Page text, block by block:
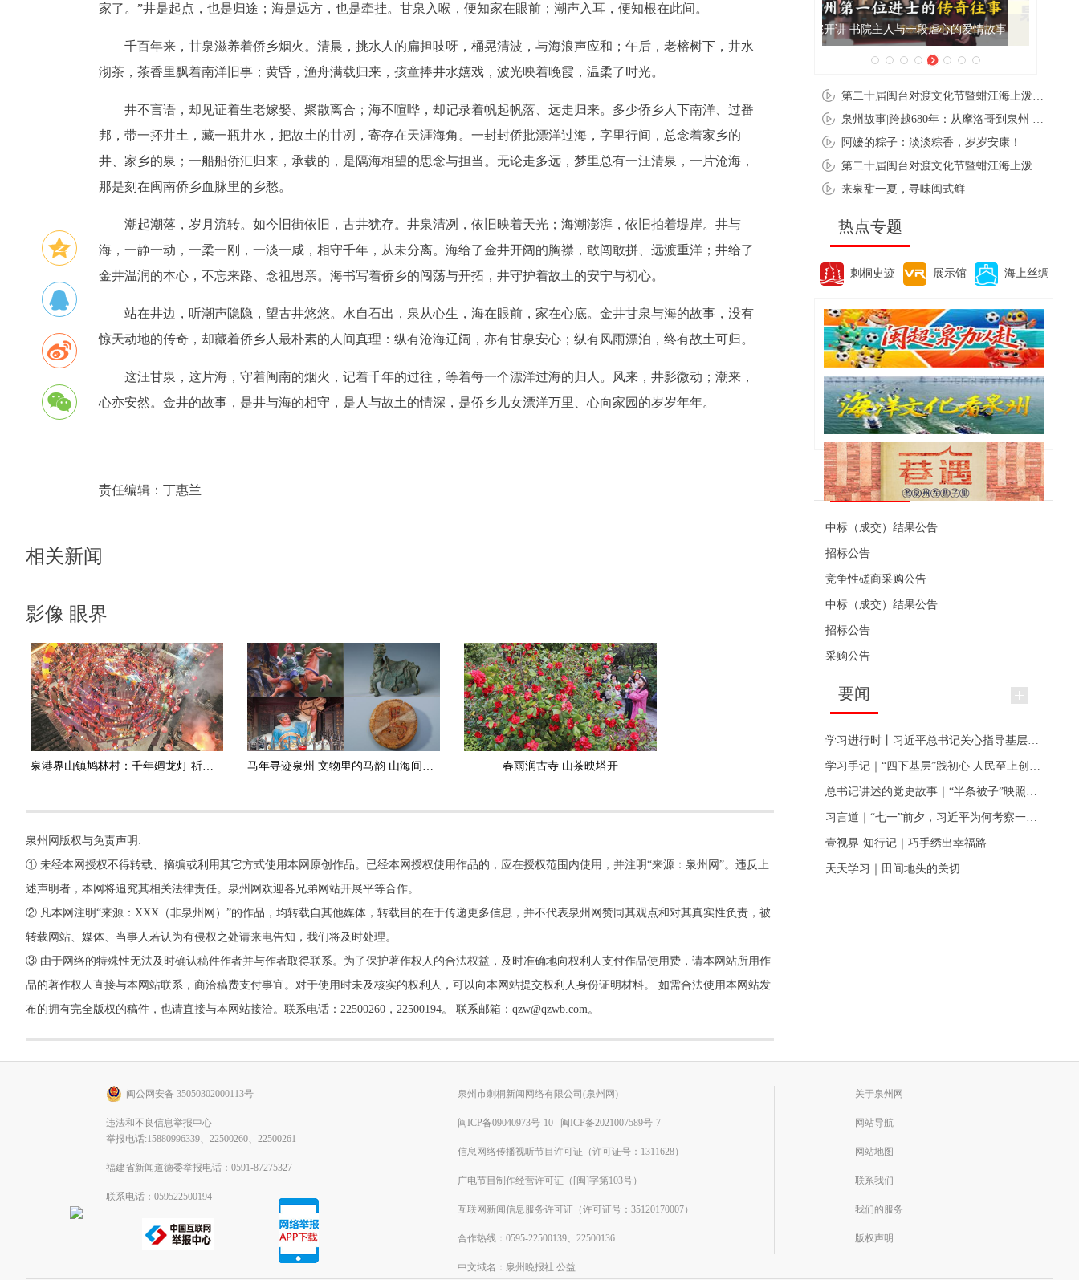
家了。”井是起点，也是归途；海是远方，也是牵挂。甘泉入喉，便知家在眼前；潮声入耳，便知根在此间。
千百年来，甘泉滋养着侨乡烟火。清晨，挑水人的扁担吱呀，桶晃清波，与海浪声应和；午后，老榕树下，井水
沏茶，茶香里飘着南洋旧事；黄昏，渔舟满载归来，孩童捧井水嬉戏，波光映着晚霞，温柔了时光。
井不言语，却见证着生老嫁娶、聚散离合；海不喧哗，却记录着帆起帆落、远走归来。多少侨乡人下南洋、过番
邦，带一抔井土，藏一瓶井水，把故土的甘冽，寄存在天涯海角。一封封侨批漂洋过海，字里行间，总念着家乡的
井、家乡的泉；一船船侨汇归来，承载的，是隔海相望的思念与担当。无论走多远，梦里总有一汪清泉，一片沧海，
那是刻在闽南侨乡血脉里的乡愁。
潮起潮落，岁月流转。如今旧街依旧，古井犹存。井泉清冽，依旧映着天光；海潮澎湃，依旧拍着堤岸。井与
海，一静一动，一柔一刚，一淡一咸，相守千年，从未分离。海给了金井开阔的胸襟，敢闯敢拼、远渡重洋；井给了
金井温润的本心，不忘来路、念祖思亲。海书写着侨乡的闯荡与开拓，井守护着故土的安宁与初心。
站在井边，听潮声隐隐，望古井悠悠。水自石出，泉从心生，海在眼前，家在心底。金井甘泉与海的故事，没有
惊天动地的传奇，却藏着侨乡人最朴素的人间真理：纵有沧海辽阔，亦有甘泉安心；纵有风雨漂泊，终有故土可归。
这汪甘泉，这片海，守着闽南的烟火，记着千年的过往，等着每一个漂洋过海的归人。风来，井影微动；潮来，
心亦安然。金井的故事，是井与海的相守，是人与故土的情深，是侨乡儿女漂洋万里、心向家园的岁岁年年。
责任编辑： 丁惠兰
相关新闻
影像 眼界
春雨润古寺 山茶映塔开
泉州网版权与免责声明:
① 未经本网授权不得转载、摘编或利用其它方式使用本网原创作品。已经本网授权使用作品的，应在授权范围内使用，并注明“来源：泉州网”。违反上
述声明者，本网将追究其相关法律责任。泉州网欢迎各兄弟网站开展平等合作。
② 凡本网注明“来源：XXX（非泉州网）”的作品，均转载自其他媒体，转载目的在于传递更多信息，并不代表泉州网赞同其观点和对其真实性负责，被
转载网站、媒体、当事人若认为有侵权之处请来电告知，我们将及时处理。
③ 由于网络的特殊性无法及时确认稿件作者并与作者取得联系。为了保护著作权人的合法权益，及时准确地向权利人支付作品使用费，请本网站所用作
品的著作权人直接与本网站联系，商洽稿费支付事宜。对于使用时未及核实的权利人，可以向本网站提交权利人身份证明材料。 如需合法使用本网站发
布的拥有完全版权的稿件，也请直接与本网站接洽。联系电话：22500260，22500194。 联系邮箱：qzw@qzwb.com。
泉州肉粽亮相央视《新闻联播》
阿嬷的粽子：淡淡粽香，岁岁安康！
来泉甜一夏，寻味闽式鲜
热点专题
刺桐史迹 展示馆 海上丝绸
便民资讯
中标（成交）结果公告
招标公告
竞争性磋商采购公告
中标（成交）结果公告
招标公告
采购公告
要闻
壹视界·知行记｜巧手绣出幸福路
天天学习｜田间地头的关切
闽公网安备 35050302000113号
违法和不良信息举报中心
举报电话:15880996339、22500260、22500261
福建省新闻道德委举报电话：0591-87275327
联系电话：059522500194
泉州市刺桐新闻网络有限公司(泉州网)
闽ICP备09040973号-10 闽ICP备2021007589号-7
信息网络传播视听节目许可证（许可证号：1311628）
广电节目制作经营许可证（[闽]字第103号）
互联网新闻信息服务许可证（许可证号：35120170007）
合作热线：0595-22500139、22500136
中文域名：泉州晚报社.公益
关于泉州网
网站导航
网站地图
联系我们
我们的服务
版权声明